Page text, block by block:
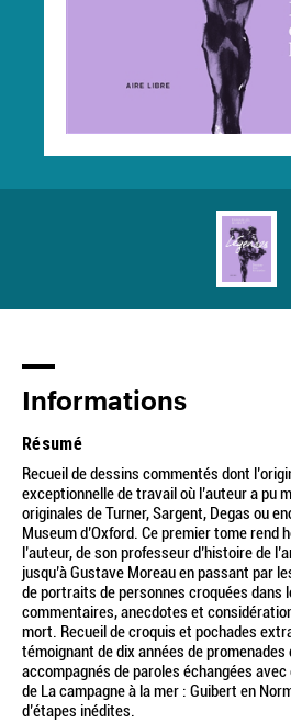
Informations
Résumé
Recueil de dessins commentés dont
exceptionnelle de travail où l’auteur a pu
originales de Turner, Sargent, Degas ou
Museum d’Oxford. Ce premier tome rend
l’auteur, de son professeur d’histoire de
jusqu’à Gustave Moreau en passant par
de portraits de personnes croquées dans
commentaires, anecdotes et
mort. Recueil de croquis et pochades
témoignant de dix années de promenades
accompagnés de paroles échangées
de La campagne à la mer : Guibert en
d’étapes inédites.